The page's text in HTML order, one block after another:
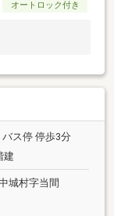
オートロック付き
ス停 停歩3分
建
城村字当間